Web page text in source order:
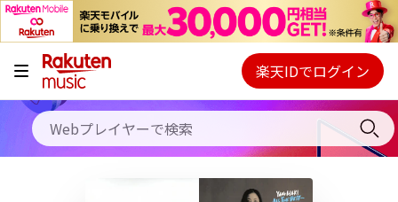
キャンペーン
料金プラン
使い方
Webプレイヤー
ご契約内容の確認・変更
楽天IDでログイン